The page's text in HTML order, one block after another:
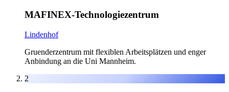
MAFINEX-Technologiezentrum
Lindenhof
Gruenderzentrum mit flexiblen Arbeitsplätzen und enger
Anbindung an die Uni Mannheim.
2